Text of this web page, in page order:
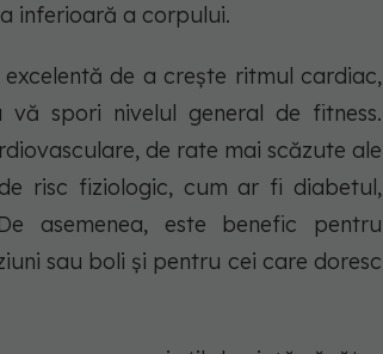
inferioară a corpului.
de a crește ritmul cardiac,
spori nivelul general de fitness.
de rate mai scăzute ale
risc fiziologic, cum ar fi diabetul,
asemenea, este benefic pentru
sau boli și pentru cei care doresc